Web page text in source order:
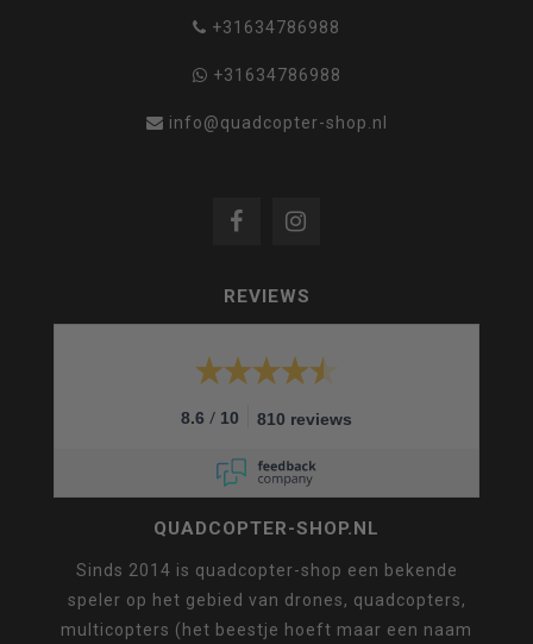
+31634786988
+31634786988
info@quadcopter-shop.nl
REVIEWS
8.6 / 10 810 reviews
QUADCOPTER-SHOP.NL
Sinds 2014 is quadcopter-shop een bekende
speler op het gebied van drones, quadcopters,
multicopters (het beestje hoeft maar een naam